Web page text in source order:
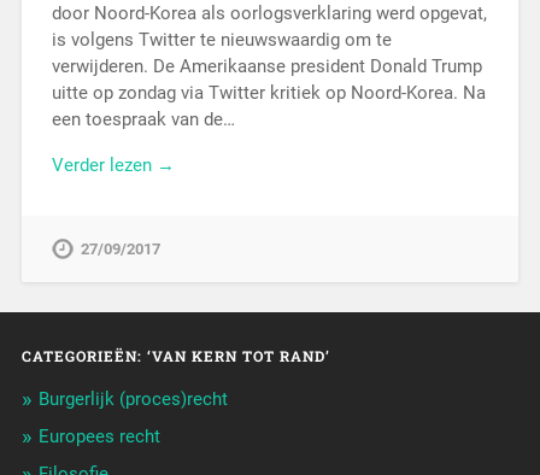
door Noord-Korea als oorlogsverklaring werd opgevat,
is volgens Twitter te nieuwswaardig om te
verwijderen. De Amerikaanse president Donald Trump
uitte op zondag via Twitter kritiek op Noord-Korea. Na
een toespraak van de…
Verder lezen →
27/09/2017
CATEGORIEËN: ‘VAN KERN TOT RAND’
Burgerlijk (proces)recht
Europees recht